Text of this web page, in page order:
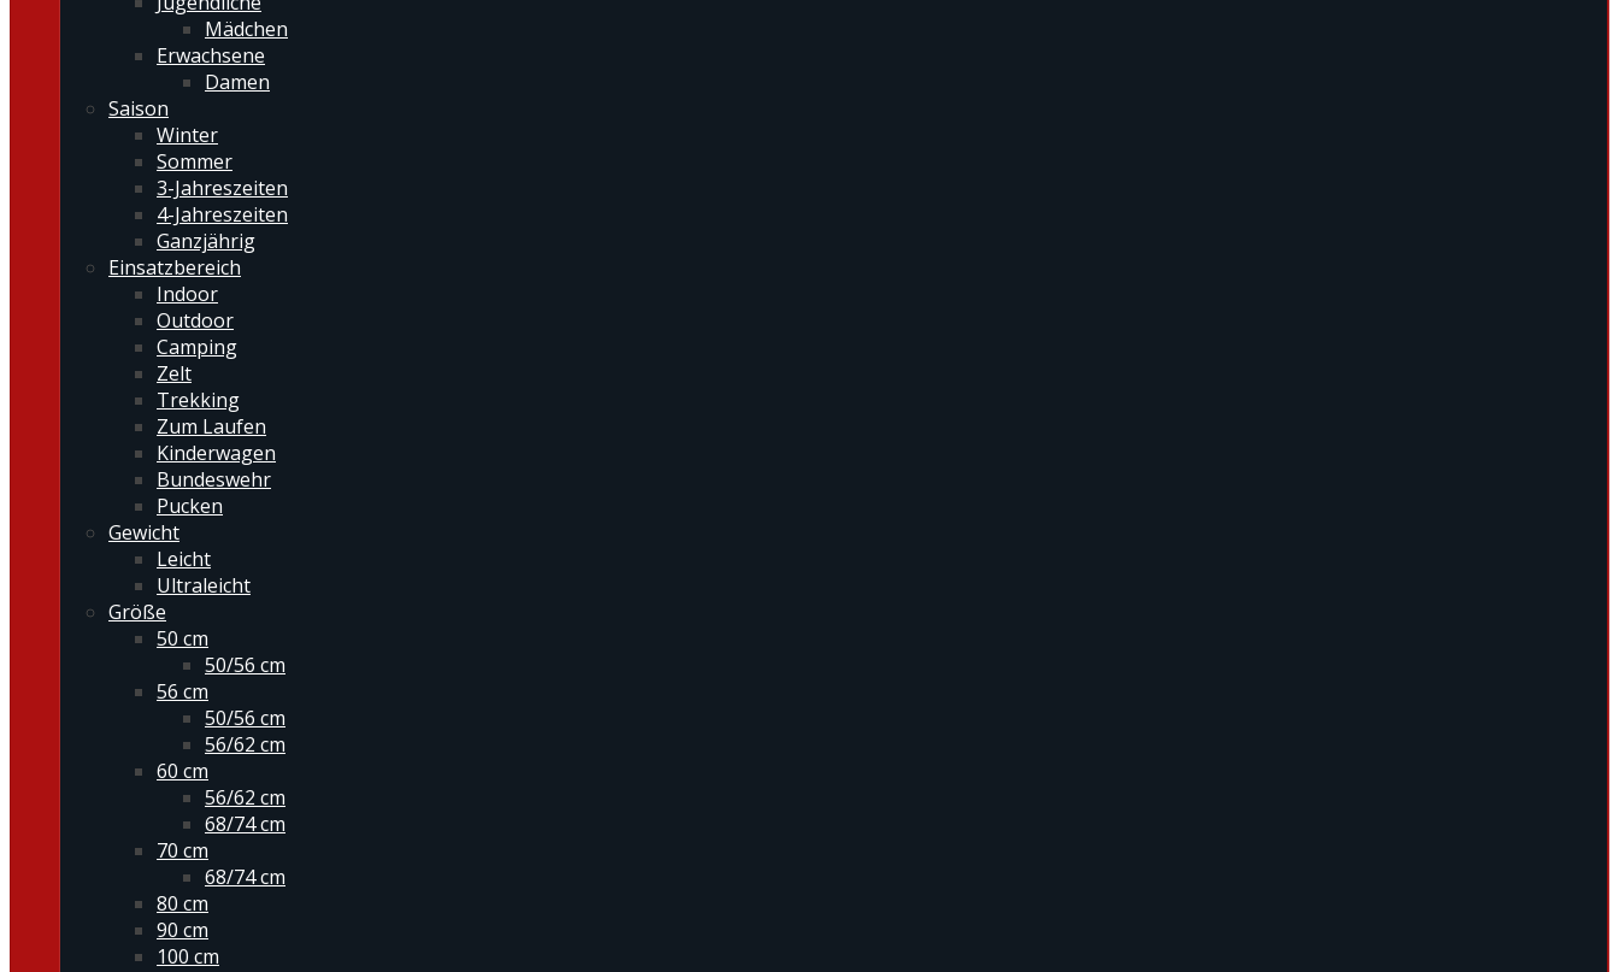
Mädchen
Erwachsene
Damen
Saison
Winter
Sommer
3-Jahreszeiten
4-Jahreszeiten
Ganzjährig
Einsatzbereich
Indoor
Outdoor
Camping
Zelt
Trekking
Zum Laufen
Kinderwagen
Bundeswehr
Pucken
Gewicht
Leicht
Ultraleicht
Größe
50 cm
50/56 cm
56 cm
50/56 cm
56/62 cm
60 cm
56/62 cm
68/74 cm
70 cm
68/74 cm
80 cm
90 cm
100 cm